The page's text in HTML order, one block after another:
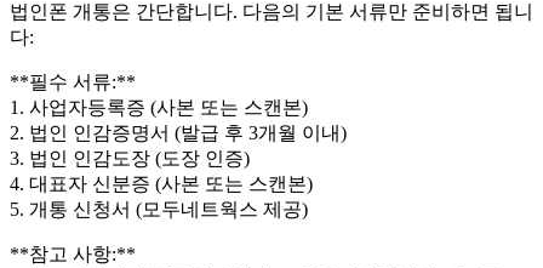
법인폰 개통은 간단합니다. 다음의 기본 서류만 준비하면 됩니
다:
**필수 서류:**
1. 사업자등록증 (사본 또는 스캔본)
2. 법인 인감증명서 (발급 후 3개월 이내)
3. 법인 인감도장 (도장 인증)
4. 대표자 신분증 (사본 또는 스캔본)
5. 개통 신청서 (모두네트웍스 제공)
**참고 사항:**